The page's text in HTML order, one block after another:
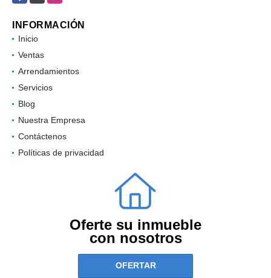
INFORMACIÓN
Inicio
Ventas
Arrendamientos
Servicios
Blog
Nuestra Empresa
Contáctenos
Políticas de privacidad
Oferte su inmueble
con nosotros
OFERTAR